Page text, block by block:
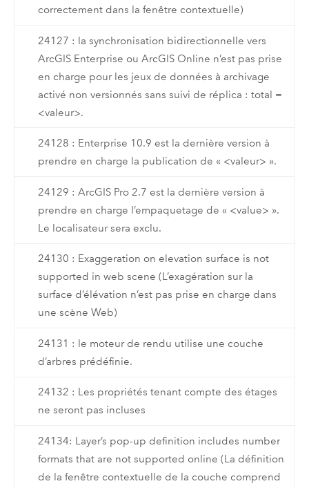
correctement dans la fenêtre contextuelle)
24127 : la synchronisation bidirectionnelle vers
ArcGIS Enterprise ou ArcGIS Online n’est pas prise
en charge pour les jeux de données à archivage
activé non versionnés sans suivi de réplica : total =
<valeur>.
24128 : Enterprise 10.9 est la dernière version à
prendre en charge la publication de « <valeur> ».
24129 : ArcGIS Pro 2.7 est la dernière version à
prendre en charge l’empaquetage de « <value> ».
Le localisateur sera exclu.
24130 : Exaggeration on elevation surface is not
supported in web scene (L’exagération sur la
surface d’élévation n’est pas prise en charge dans
une scène Web)
24131 : le moteur de rendu utilise une couche
d’arbres prédéfinie.
24132 : Les propriétés tenant compte des étages
ne seront pas incluses
24134: Layer’s pop-up definition includes number
formats that are not supported online (La définition
de la fenêtre contextuelle de la couche comprend